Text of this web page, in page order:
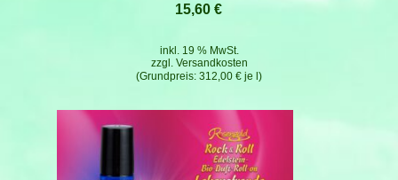
15,60€
312,00 €je l
inkl. 19 % MwSt.
zzgl. Versandkosten